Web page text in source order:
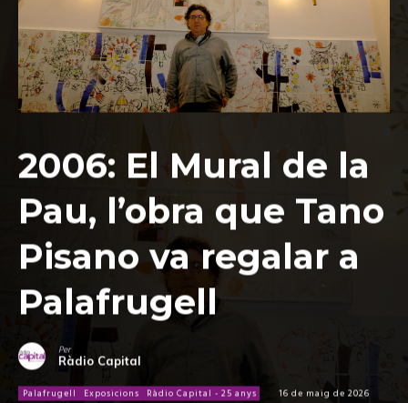
2006: El Mural de la
Pau, l’obra que Tano
Pisano va regalar a
Palafrugell
Per
Ràdio Capital
Palafrugell Exposicions Ràdio Capital - 25 anys 16 de maig de 2026